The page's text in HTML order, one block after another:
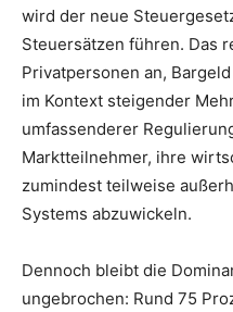
wird der neue
Steuersätzen führen. Das
Privatpersonen an,
im Kontext steigender
umfassenderer
Marktteilnehmer, ihre
zumindest teilweise
Systems abzuwickeln.
Dennoch bleibt die
ungebrochen: Rund 75